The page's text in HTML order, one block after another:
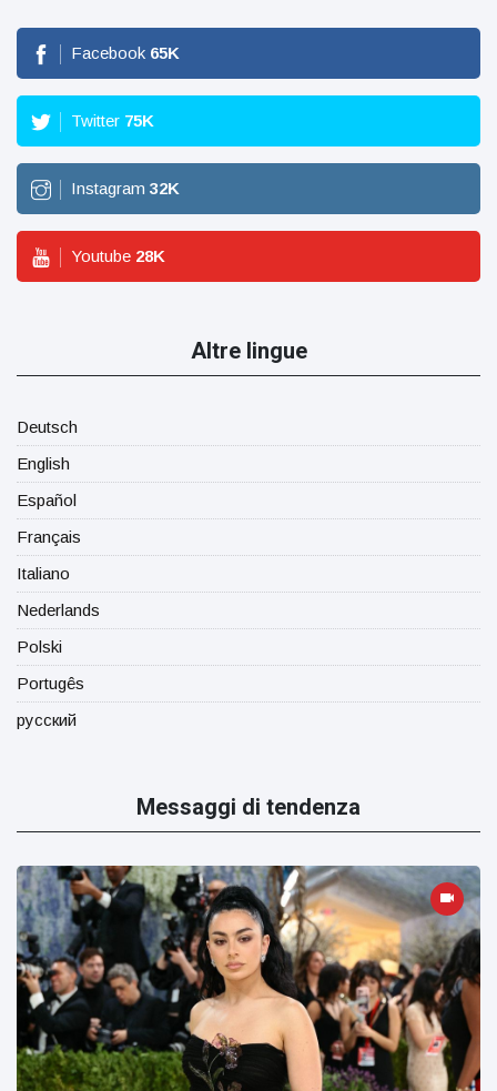
Facebook 65K
Twitter 75K
Instagram 32K
Youtube 28K
Altre lingue
Deutsch
English
Español
Français
Italiano
Nederlands
Polski
Portugês
русский
Messaggi di tendenza